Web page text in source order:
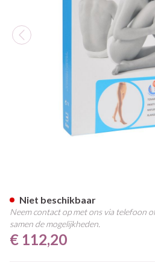
€ 112,20
Niet beschikbaar
Neem contact op met ons via telefoon
samen de mogelijkheden.